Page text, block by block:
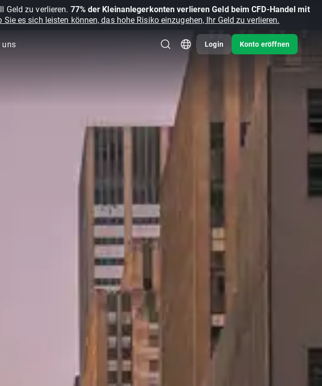
Geld zu verlieren. 77% der Kleinanlegerkonten verlieren Geld beim CFD-Handel mit
es sich leisten können, das hohe Risiko einzugehen, Ihr Geld zu verlieren.
uns Login Konto eröffnen